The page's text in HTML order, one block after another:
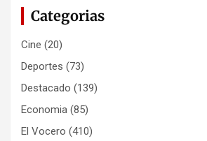
Categorias
Cine (20)
Deportes (73)
Destacado (139)
Economia (85)
El Vocero (410)